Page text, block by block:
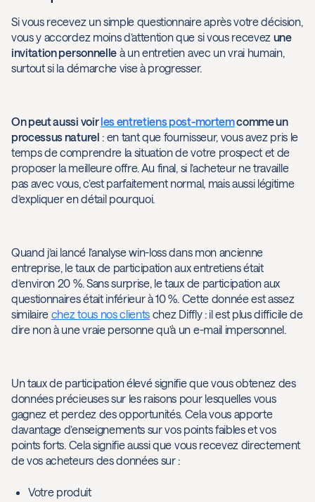
Si vous recevez un simple questionnaire après votre décision,
vous y accordez moins d’attention que si vous recevez une
invitation personnelleà un entretien avec un vrai humain,
surtout si la démarche vise à progresser.
On peut aussi voirles entretiens post-mortemcomme un
processus naturel : en tant que fournisseur, vous avez pris le
temps de comprendre la situation de votre prospect et de
proposer la meilleure offre. Au final, si l’acheteur ne travaille
pas avec vous, c’est parfaitement normal, mais aussi légitime
d’expliquer en détail pourquoi.
Quand j’ai lancé l’analyse win-loss dans mon ancienne
entreprise, le taux de participation aux entretiens était
d’environ 20 %. Sans surprise, le taux de participation aux
questionnaires était inférieur à 10 %. Cette donnée est assez
similaire chez tous nos clients chez Diffly : il est plus difficile de
dire non à une vraie personne qu’à un e-mail impersonnel.
Un taux de participation élevé signifie que vous obtenez des
données précieuses sur les raisons pour lesquelles vous
gagnez et perdez des opportunités. Cela vous apporte
davantage d’enseignements sur vos points faibles et vos
points forts. Cela signifie aussi que vous recevez directement
de vos acheteurs des données sur :
Votre produit